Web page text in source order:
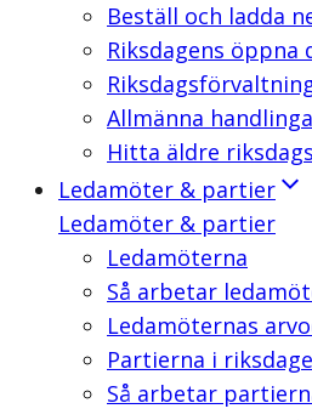
Beställ och ladda
Riksdagens öppna
Allmänna
Hitta äldre
Ledamöter & partier
Ledamöter & partier
Ledamöterna
Så arbetar
Ledamöternas
Partierna i
Så arbetar